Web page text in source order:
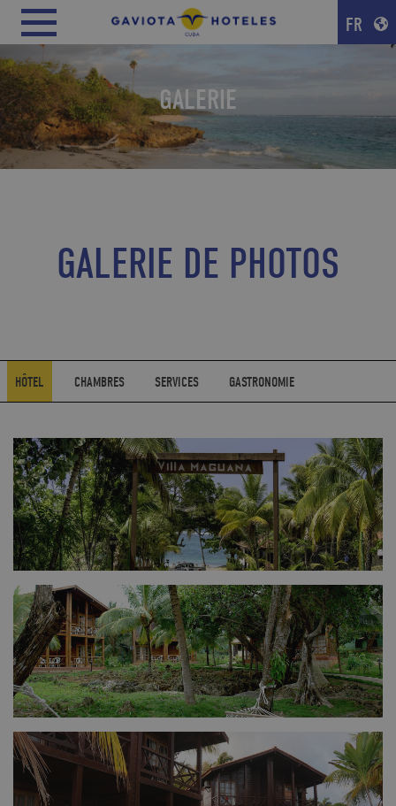
FR
GALERIE
GALERIE DE PHOTOS
HÔTEL CHAMBRES SERVICES GASTRONOMIE
FULL SIZE
FULL SIZE